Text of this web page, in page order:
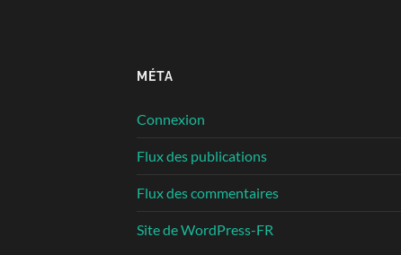
MÉTA
Connexion
Flux des publications
Flux des commentaires
Site de WordPress-FR